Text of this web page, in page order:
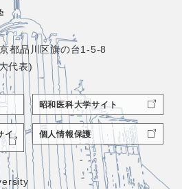
都品川区旗の台1-5-8
代表)
昭和医科大学サイト
イ
個人情報保護